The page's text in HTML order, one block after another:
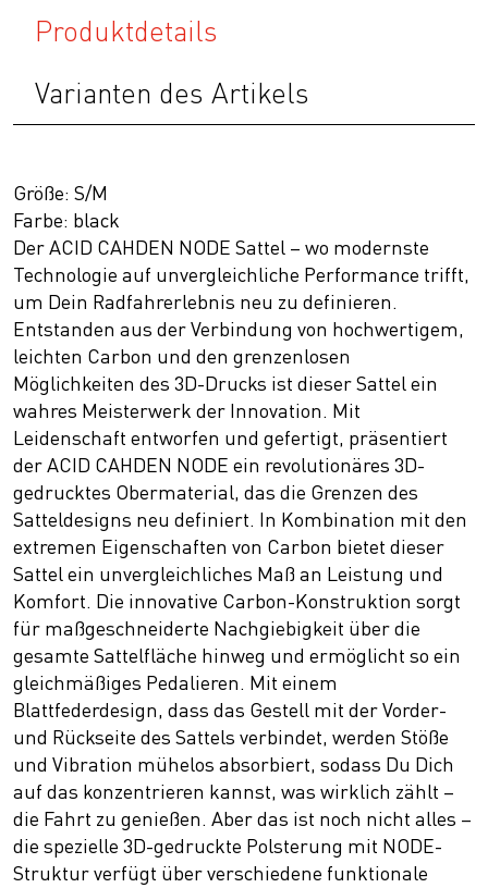
Produktdetails
Varianten des Artikels
Größe: S/M
Farbe: black
Der ACID CAHDEN NODE Sattel – wo modernste
Technologie auf unvergleichliche Performance trifft,
um Dein Radfahrerlebnis neu zu definieren.
Entstanden aus der Verbindung von hochwertigem,
leichten Carbon und den grenzenlosen
Möglichkeiten des 3D-Drucks ist dieser Sattel ein
wahres Meisterwerk der Innovation. Mit
Leidenschaft entworfen und gefertigt, präsentiert
der ACID CAHDEN NODE ein revolutionäres 3D-
gedrucktes Obermaterial, das die Grenzen des
Satteldesigns neu definiert. In Kombination mit den
extremen Eigenschaften von Carbon bietet dieser
Sattel ein unvergleichliches Maß an Leistung und
Komfort. Die innovative Carbon-Konstruktion sorgt
für maßgeschneiderte Nachgiebigkeit über die
gesamte Sattelfläche hinweg und ermöglicht so ein
gleichmäßiges Pedalieren. Mit einem
Blattfederdesign, dass das Gestell mit der Vorder-
und Rückseite des Sattels verbindet, werden Stöße
und Vibration mühelos absorbiert, sodass Du Dich
auf das konzentrieren kannst, was wirklich zählt –
die Fahrt zu genießen. Aber das ist noch nicht alles –
die spezielle 3D-gedruckte Polsterung mit NODE-
Struktur verfügt über verschiedene funktionale